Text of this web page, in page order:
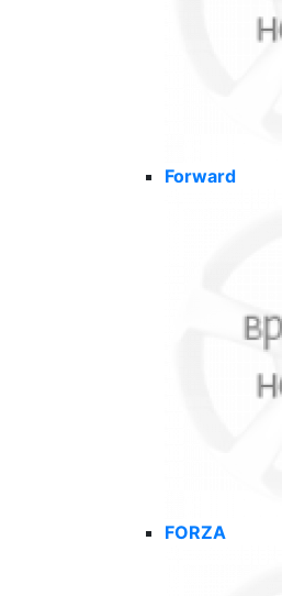
Forward
FORZA